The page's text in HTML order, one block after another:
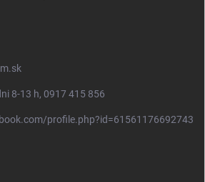
8-13 h, 0917 415 856
profile.php?id=61561176692743